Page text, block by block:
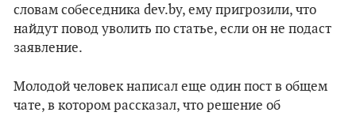
словам собеседника dev.by, ему пригрозили, что
найдут повод уволить по статье, если он не подаст
заявление.
Молодой человек написал еще один пост в общем
чате, в котором рассказал, что решение об